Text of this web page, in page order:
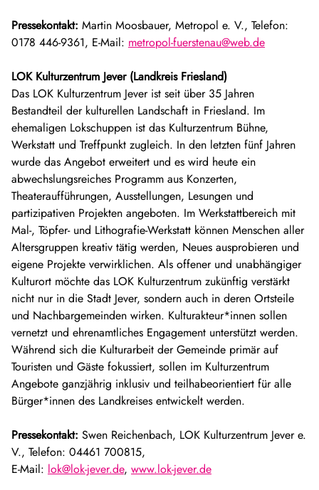
Pressekontakt: Martin Moosbauer, Metropol e. V., Telefon:
0178 446-9361, E-Mail: metropol-fuerstenau@web.de
LOK Kulturzentrum Jever (Landkreis Friesland)
Das LOK Kulturzentrum Jever ist seit über 35 Jahren
Bestandteil der kulturellen Landschaft in Friesland. Im
ehemaligen Lokschuppen ist das Kulturzentrum Bühne,
Werkstatt und Treffpunkt zugleich. In den letzten fünf Jahren
wurde das Angebot erweitert und es wird heute ein
abwechslungsreiches Programm aus Konzerten,
Theateraufführungen, Ausstellungen, Lesungen und
partizipativen Projekten angeboten. Im Werkstattbereich mit
Mal-, Töpfer- und Lithografie-Werkstatt können Menschen aller
Altersgruppen kreativ tätig werden, Neues ausprobieren und
eigene Projekte verwirklichen. Als offener und unabhängiger
Kulturort möchte das LOK Kulturzentrum zukünftig verstärkt
nicht nur in die Stadt Jever, sondern auch in deren Ortsteile
und Nachbargemeinden wirken. Kulturakteur*innen sollen
vernetzt und ehrenamtliches Engagement unterstützt werden.
Während sich die Kulturarbeit der Gemeinde primär auf
Touristen und Gäste fokussiert, sollen im Kulturzentrum
Angebote ganzjährig inklusiv und teilhabeorientiert für alle
Bürger*innen des Landkreises entwickelt werden.
Pressekontakt: Swen Reichenbach, LOK Kulturzentrum Jever e.
V., Telefon: 04461 700815,
E-Mail: lok@lok-jever.de, www.lok-jever.de